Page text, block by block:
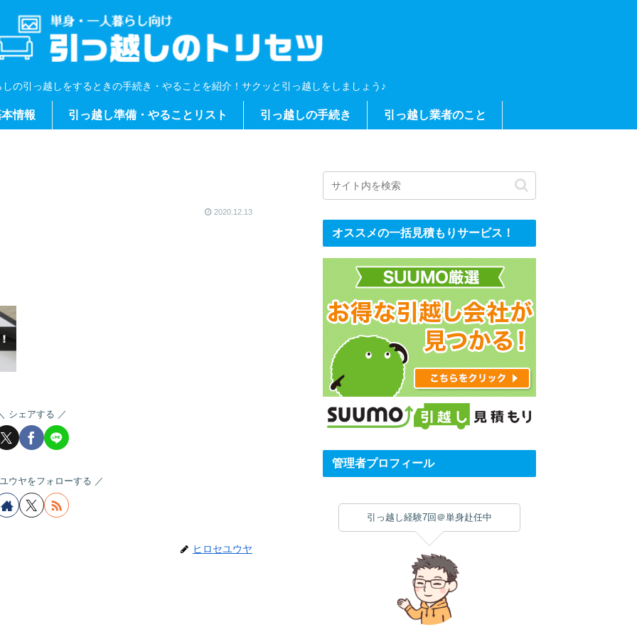
の引っ越しをするときの手続き・やることを紹介！サクッと引っ越しをしましょう♪
情報 引っ越し準備・やることリスト 引っ越しの手続き 引っ越し業者のこと
2020.12.13
シェアする
ウヤをフォローする
ヒロセユウヤ
オススメの一括見積もりサービス！
管理者プロフィール
引っ越し経験7回＠単身赴任中